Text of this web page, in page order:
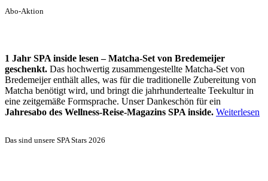
Abo-Aktion
1 Jahr SPA inside lesen – Matcha-Set von Bredemeijer
geschenkt. Das hochwertig zusammengestellte Matcha-Set von
Bredemeijer enthält alles, was für die traditionelle Zubereitung von
Matcha benötigt wird, und bringt die jahrhundertealte Teekultur in
eine zeitgemäße Formsprache. Unser Dankeschön für ein
Jahresabo des Wellness-Reise-Magazins SPA inside. Weiterlesen
Das sind unsere SPA Stars 2026